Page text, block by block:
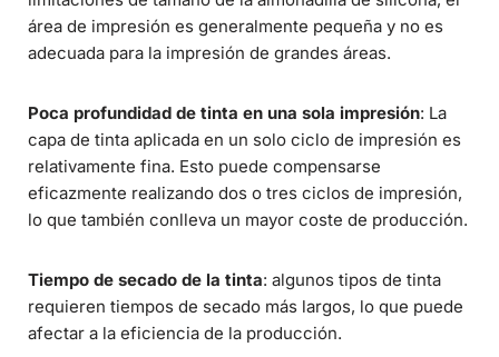
área de impresión es generalmente pequeña y no es
adecuada para la impresión de grandes áreas.
Poca profundidad de tinta en una sola impresión: La
capa de tinta aplicada en un solo ciclo de impresión es
relativamente fina. Esto puede compensarse
eficazmente realizando dos o tres ciclos de impresión,
lo que también conlleva un mayor coste de producción.
Tiempo de secado de la tinta: algunos tipos de tinta
requieren tiempos de secado más largos, lo que puede
afectar a la eficiencia de la producción.